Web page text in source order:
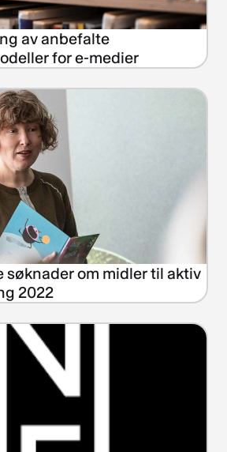
av anbefalte
for e-medier
søknader om midler til aktiv
2022